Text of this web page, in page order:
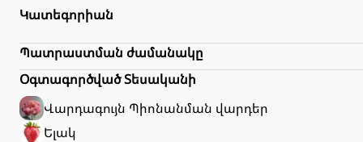
Կատեգորիան
Պատրաստման ժամանակը
Օգտագործված Տեսականի
Վարդագույն Պիոնանման վարդեր
Ելակ